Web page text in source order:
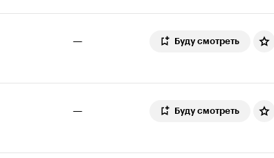
— Буду смотреть
— Буду смотреть